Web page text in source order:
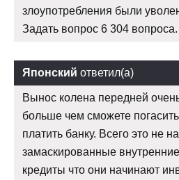
злоупотребления были
Задать вопрос 6 304 вопроса.
Японский ответил(а)
Вынос колена передней
больше чем сможете
платить банку. Всего это не
замаскированные
кредиты что они начинают